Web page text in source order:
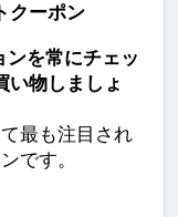
クーポン
ンを常にチェッ
い物しましょ
最も注目され
です。